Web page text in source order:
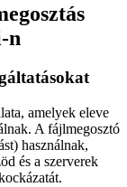
n
amelyek eleve
A fájlmegosztó
használnak,
és a szerverek